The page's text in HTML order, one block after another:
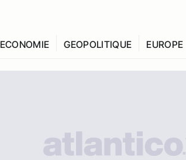
ECONOMIE GEOPOLITIQUE EUROPE